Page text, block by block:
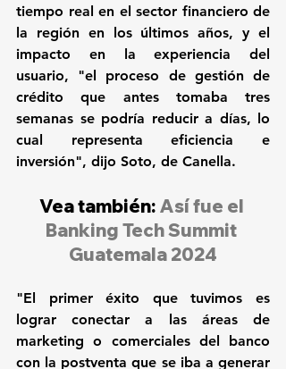
tiempo real en el sector financiero de
la región en los últimos años, y el
impacto en la experiencia del
usuario, "el proceso de gestión de
crédito que antes tomaba tres
semanas se podría reducir a días, lo
cual representa eficiencia e
inversión", dijo Soto, de Canella.
Vea también: Así fue el
Banking Tech Summit
Guatemala 2024
"El primer éxito que tuvimos es
lograr conectar a las áreas de
marketing o comerciales del banco
con la postventa que se iba a generar